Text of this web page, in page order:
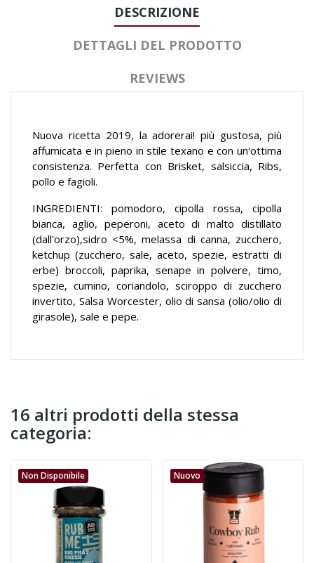
DESCRIZIONE
DETTAGLI DEL PRODOTTO
REVIEWS
Nuova ricetta 2019, la adorerai! più gustosa, più
affumicata e in pieno in stile texano e con un'ottima
consistenza. Perfetta con Brisket, salsiccia, Ribs,
pollo e fagioli.
INGREDIENTI: pomodoro, cipolla rossa, cipolla
bianca, aglio, peperoni, aceto di malto distillato
(dall'orzo),sidro <5%, melassa di canna, zucchero,
ketchup (zucchero, sale, aceto, spezie, estratti di
erbe) broccoli, paprika, senape in polvere, timo,
spezie, cumino, coriandolo, sciroppo di zucchero
invertito, Salsa Worcester, olio di sansa (olio/olio di
girasole), sale e pepe.
16 altri prodotti della stessa
categoria:
Non Disponibile Nuovo